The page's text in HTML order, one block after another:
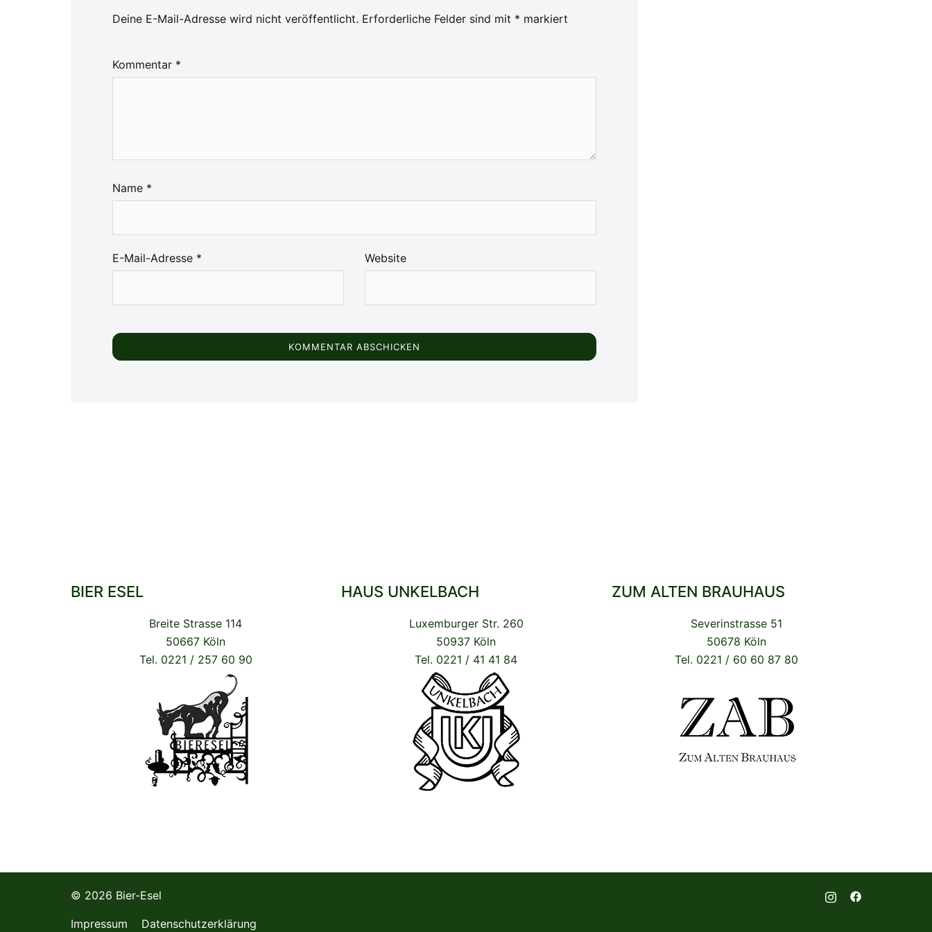
Deine E-Mail-Adresse wird nicht veröffentlicht. Erforderliche Felder sind mit * markiert
Kommentar *
Name *
E-Mail-Adresse * Website
BIER ESEL
Breite Strasse 114
50667 Köln
Tel. 0221 / 257 60 90
HAUS UNKELBACH
Luxemburger Str. 260
50937 Köln
Tel. 0221 / 41 41 84
ZUM ALTEN BRAUHAUS
Severinstrasse 51
50678 Köln
Tel. 0221 / 60 60 87 80
© 2026 Bier-Esel
Impressum Datenschutzerklärung